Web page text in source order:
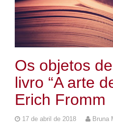
Os objetos
livro “A arte
Erich Fromm
17 de abril de 2018 Bruna